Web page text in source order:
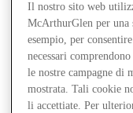
Negozi
Offerte
Visita
Cosa c'è in
Mangia e Bevi
Gift Card
Servizi
Il nostro sito web
McArthurGlen per una
esempio, per
necessari
le nostre campagne di
mostrata. Tali cookie
li accettiate. Per